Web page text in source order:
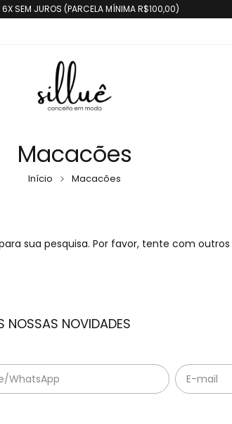
6X SEM JUROS (PARCELA MÍNIMA R$100,00)
Macacões
Início Macacões
sua pesquisa. Por favor, tente com outros
NOSSAS NOVIDADES